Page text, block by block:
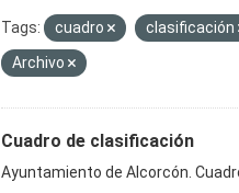
Tags: cuadro clasificación
Archivo
Cuadro de clasificación
Ayuntamiento de Alcorcón.